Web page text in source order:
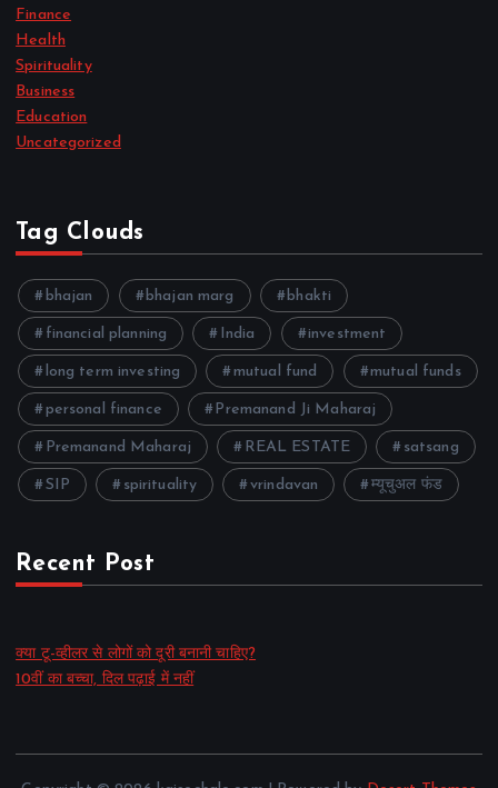
Finance
Health
Spirituality
Business
Education
Uncategorized
Tag Clouds
bhajan bhajan marg bhakti
financial planning India investment
long term investing mutual fund mutual funds
personal finance Premanand Ji Maharaj
Premanand Maharaj REAL ESTATE satsang
SIP spirituality vrindavan म्यूचुअल फंड
Recent Post
क्या टू-व्हीलर से लोगों को दूरी बनानी चाहिए?
10वीं का बच्चा, दिल पढ़ाई में नहीं